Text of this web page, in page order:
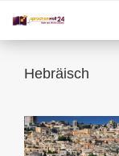
Hebräisch